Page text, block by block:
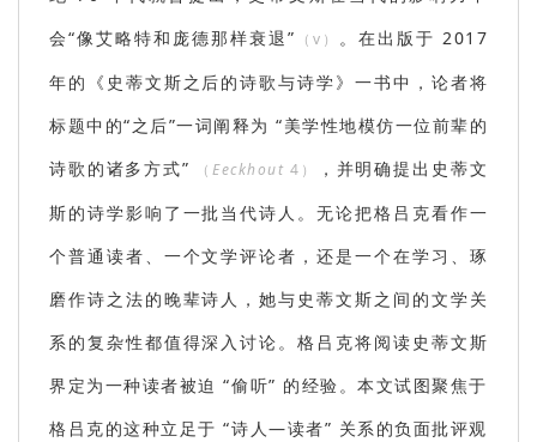
会“像艾略特和庞德那样衰退” （v） 。在出版于 2017
年的《史蒂文斯之后的诗歌与诗学》一书中，论者将
标题中的“之后”一词阐释为 “美学性地模仿一位前辈的
诗歌的诸多方式” （Eeckhout4）
，并明确提出史蒂文
斯的诗学影响了一批当代诗人。无论把格吕克看作一
个普通读者、一个文学评论者，还是一个在学习、琢
磨作诗之法的晚辈诗人，她与史蒂文斯之间的文学关
系的复杂性都值得深入讨论。格吕克将阅读史蒂文斯
界定为一种读者被迫 “偷听” 的经验。本文试图聚焦于
格吕克的这种立足于 “诗人—读者” 关系的负面批评观